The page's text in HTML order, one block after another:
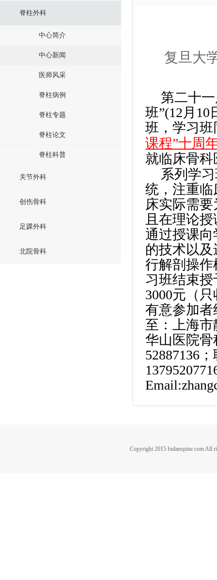
脊柱外科
中心简介
中心新闻
医师风采
脊柱病例
脊柱专题
脊柱论文
脊柱科普
关节外科
创伤骨科
足踝外科
北院骨科
复旦大
第二十
班”(12月
班，学习
课程”十周
就临床骨
系列学
统，注重
床实际需
且在理论
通过授课
的技术以
行解剖操
习班结束授
3000元（
有意参加者
至：上海
华山医院骨
52887136
Copyright 2015 fudanspine.com